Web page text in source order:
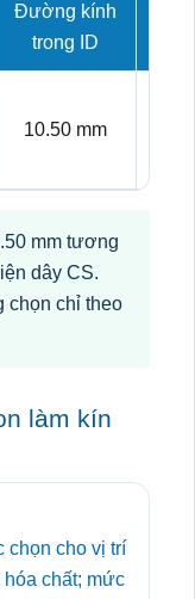
Đường kính
trong ID
10.50 mm
mm tương
dây CS.
chọn chỉ theo
làm kín
chọn cho vị trí
chất; mức